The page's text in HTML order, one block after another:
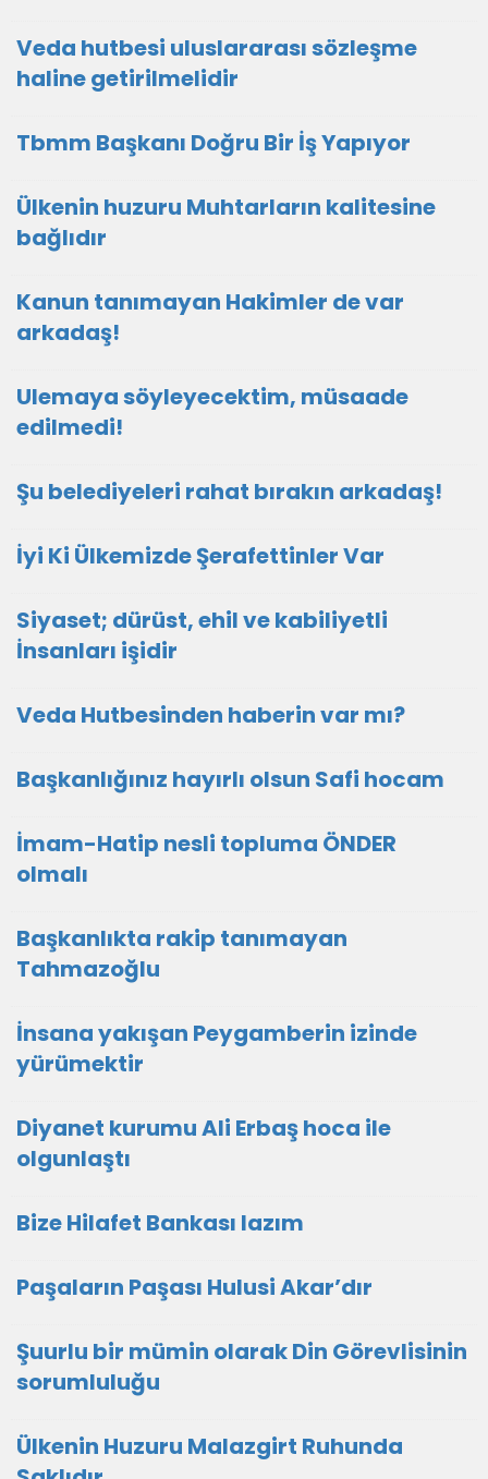
Veda hutbesi uluslararası sözleşme
haline getirilmelidir
Tbmm Başkanı Doğru Bir İş Yapıyor
Ülkenin huzuru Muhtarların kalitesine
bağlıdır
Kanun tanımayan Hakimler de var
arkadaş!
Ulemaya söyleyecektim, müsaade
edilmedi!
Şu belediyeleri rahat bırakın arkadaş!
İyi Ki Ülkemizde Şerafettinler Var
Siyaset; dürüst, ehil ve kabiliyetli
İnsanları işidir
Veda Hutbesinden haberin var mı?
Başkanlığınız hayırlı olsun Safi hocam
İmam-Hatip nesli topluma ÖNDER
olmalı
Başkanlıkta rakip tanımayan
Tahmazoğlu
İnsana yakışan Peygamberin izinde
yürümektir
Diyanet kurumu Ali Erbaş hoca ile
olgunlaştı
Bize Hilafet Bankası lazım
Paşaların Paşası Hulusi Akar’dır
Şuurlu bir mümin olarak Din Görevlisinin
sorumluluğu
Ülkenin Huzuru Malazgirt Ruhunda